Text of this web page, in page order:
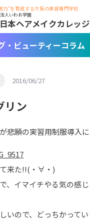
力"を育成する大阪の美容専門学校
人いわお学園
本ヘアメイクカレッジ
・ビューティーコラム
2016/06/27
リン
悲願の実習用制服導入
来た!!(・∀・)
、イマイチやる気の感
いので、どっちかってい